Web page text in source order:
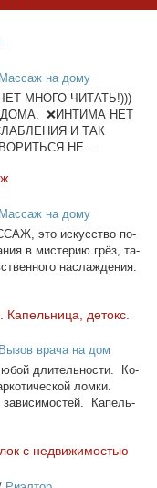
Массаж на дому
МНОГО ЧИТАТЬ!)))
❌ИНТИМА НЕТ
И ТАК
НЕ...
Массаж на дому
это ис­кус­ство по­
в ми­сте­рию грёз, та­
на­сла­жде­ния.
де­токс.
Вызов врача на дом
дли­тель­но­сти. Ко­
лом­ки.
за­ви­си­мо­стей. Ка­пель­
с недви­жи­мо­стью